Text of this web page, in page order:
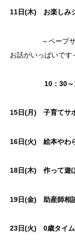
11日(木) お楽しみ
～ペープサート
お話がいっぱいです
10：30～11
15日(月) 子育てサ
16日(火) 絵本やわ
18日(木) 作って遊
19日(金) 助産師相
23日(火) 0歳タイム